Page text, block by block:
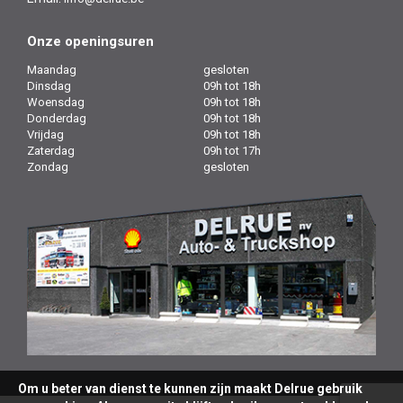
Onze openingsuren
Maandag
gesloten
Dinsdag
09h tot 18h
Woensdag
09h tot 18h
Donderdag
09h tot 18h
Vrijdag
09h tot 18h
Zaterdag
09h tot 17h
Zondag
gesloten
Om u beter van dienst te kunnen zijn maakt Delrue gebruik